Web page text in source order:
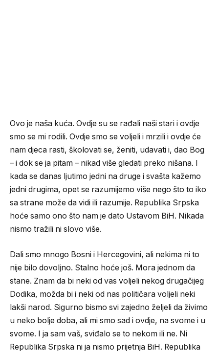
Ovo je naša kuća. Ovdje su se rađali naši stari i ovdje
smo se mi rodili. Ovdje smo se voljeli i mrzili i ovdje će
nam djeca rasti, školovati se, ženiti, udavati i, dao Bog
– i dok se ja pitam – nikad više gledati preko nišana. I
kada se danas ljutimo jedni na druge i svašta kažemo
jedni drugima, opet se razumijemo više nego što to iko
sa strane može da vidi ili razumije. Republika Srpska
hoće samo ono što nam je dato Ustavom BiH. Nikada
nismo tražili ni slovo više.
Dali smo mnogo Bosni i Hercegovini, ali nekima ni to
nije bilo dovoljno. Stalno hoće još. Mora jednom da
stane. Znam da bi neki od vas voljeli nekog drugačijeg
Dodika, možda bi i neki od nas političara voljeli neki
lakši narod. Sigurno bismo svi zajedno željeli da živimo
u neko bolje doba, ali mi smo sad i ovdje, na svome i u
svome. I ja sam vaš, sviđalo se to nekom ili ne. Ni
Republika Srpska ni ja nismo prijetnja BiH. Republika